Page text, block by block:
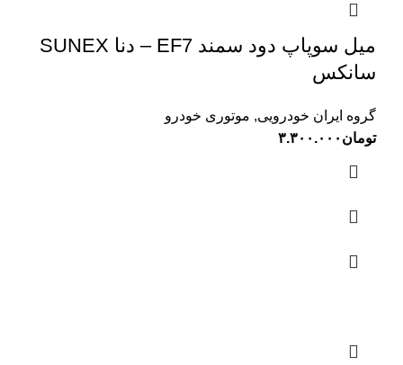
میل سوپاپ دود سمند EF7 – دنا SUNEX
سانکس
گروه ایران خودرویی, موتوری خودرو
تومان ۳.۳۰۰.۰۰۰